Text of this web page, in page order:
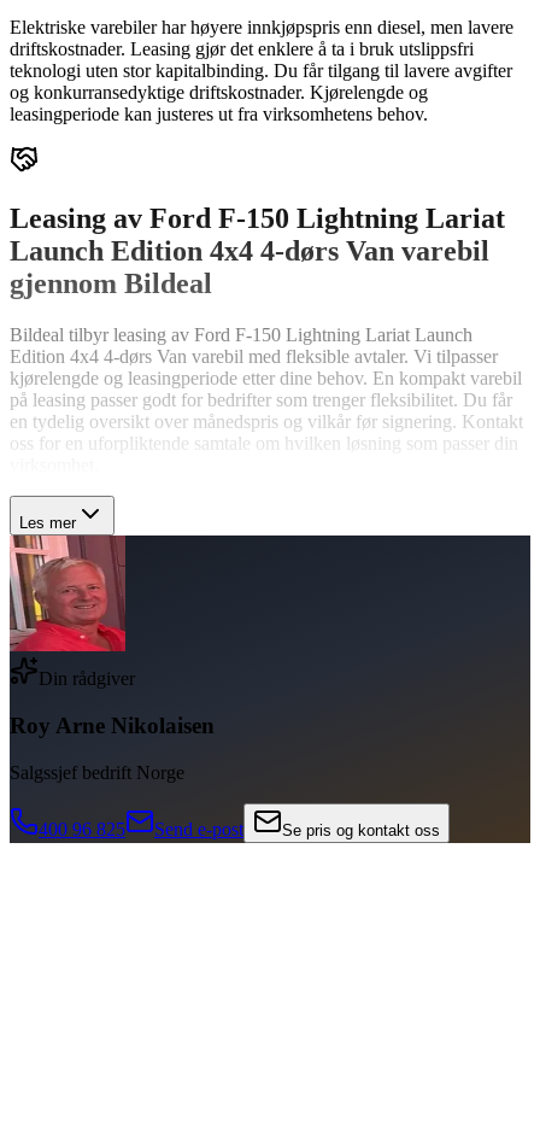
Elektriske varebiler har høyere innkjøpspris enn diesel, men lavere
driftskostnader. Leasing gjør det enklere å ta i bruk utslippsfri
teknologi uten stor kapitalbinding. Du får tilgang til lavere avgifter
og konkurransedyktige driftskostnader. Kjørelengde og
leasingperiode kan justeres ut fra virksomhetens behov.
Leasing av Ford F-150 Lightning Lariat
Launch Edition 4x4 4-dørs Van varebil
gjennom Bildeal
Bildeal tilbyr leasing av Ford F-150 Lightning Lariat Launch
Edition 4x4 4-dørs Van varebil med fleksible avtaler. Vi tilpasser
kjørelengde og leasingperiode etter dine behov. En kompakt varebil
på leasing passer godt for bedrifter som trenger fleksibilitet. Du får
en tydelig oversikt over månedspris og vilkår før signering. Kontakt
oss for en uforpliktende samtale om hvilken løsning som passer din
Les mer
Din rådgiver
Roy Arne Nikolaisen
Salgssjef bedrift Norge
400 96 825 Send e-post Se pris og kontakt oss